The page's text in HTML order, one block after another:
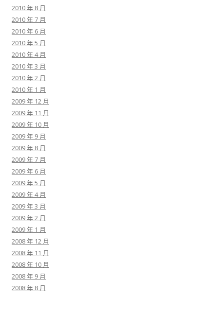
2010 年 8 月
2010 年 7 月
2010 年 6 月
2010 年 5 月
2010 年 4 月
2010 年 3 月
2010 年 2 月
2010 年 1 月
2009 年 12 月
2009 年 11 月
2009 年 10 月
2009 年 9 月
2009 年 8 月
2009 年 7 月
2009 年 6 月
2009 年 5 月
2009 年 4 月
2009 年 3 月
2009 年 2 月
2009 年 1 月
2008 年 12 月
2008 年 11 月
2008 年 10 月
2008 年 9 月
2008 年 8 月